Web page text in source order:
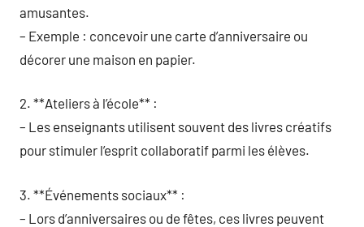
amusantes.
– Exemple : concevoir une carte d’anniversaire ou
décorer une maison en papier.
2. **Ateliers à l’école** :
– Les enseignants utilisent souvent des livres créatifs
pour stimuler l’esprit collaboratif parmi les élèves.
3. **Événements sociaux** :
– Lors d’anniversaires ou de fêtes, ces livres peuvent